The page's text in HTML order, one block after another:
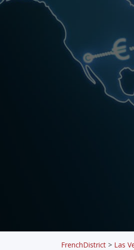
FrenchDistrict > Las